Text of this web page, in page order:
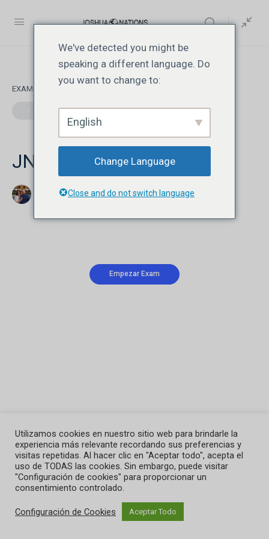
EXAMEN 1
JN117 | Lesson 5 | Quiz
Jonathan David Livesay agosto 7, 2026
Utilizamos cookies en nuestro sitio web para brindarle la
experiencia más relevante recordando sus preferencias y
visitas repetidas. Al hacer clic en "Aceptar todo", acepta el
uso de TODAS las cookies. Sin embargo, puede visitar
"Configuración de cookies" para proporcionar un
consentimiento controlado.
Configuración de Cookies Aceptar Todo
We've detected you might be
speaking a different language. Do
you want to change to:
English
Change Language
Close and do not switch language